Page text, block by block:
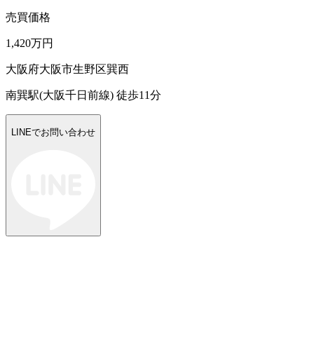
売買価格
1,420万円
大阪府大阪市生野区巽西
南巽駅(大阪千日前線) 徒歩11分
LINEでお問い合わせ